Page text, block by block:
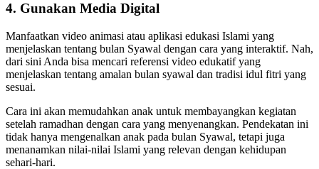
4. Gunakan Media Digital
Manfaatkan video animasi atau aplikasi edukasi Islami yang
menjelaskan tentang bulan Syawal dengan cara yang interaktif. Nah,
dari sini Anda bisa mencari referensi video edukatif yang
menjelaskan tentang amalan bulan syawal dan tradisi idul fitri yang
sesuai.
Cara ini akan memudahkan anak untuk membayangkan kegiatan
setelah ramadhan dengan cara yang menyenangkan. Pendekatan ini
tidak hanya mengenalkan anak pada bulan Syawal, tetapi juga
menanamkan nilai-nilai Islami yang relevan dengan kehidupan
sehari-hari.